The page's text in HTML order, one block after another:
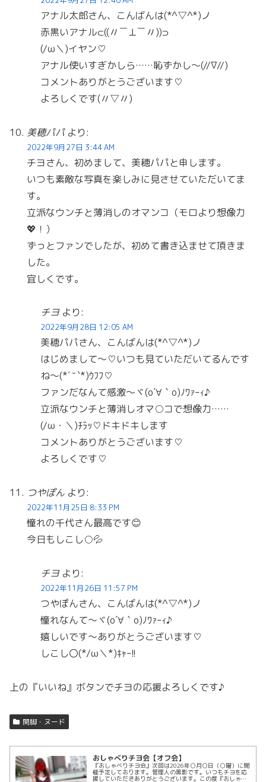
アナル太郎さん、こんばんは(*^▽^*)ノ
赤黒いアナル⊂((〃￣⊥￣〃))⊃
(/ω＼)イヤン♡
アナル使いすぎかしら……恥ずかし〜(//∇//)
コメントありがとうございます♡
よろしくです(〃▽〃)
美穂パパ より:
2022年9月27日 3:44 AM
チヨさん、初めまして、美穂パパと申します。
いつも素敵な写真を楽しみに見させていただいてま
す。
立派なウンチと薄消しのオマンコ（モロより想像力
💖！）
ずっとファンでしたが、初めて書き込ませて頂きま
した。
宜しくです。
チヨ より:
2022年9月28日 12:05 AM
美穂パパさん、こんばんは(*^▽^*)ノ
はじめまして〜♡いつも見ていただいてるんです
ね〜(*´ ˘ `*)ｳﾌﾌ♡
ファンだなんて感激〜ヾ(o´∀｀o)ﾉﾜｧｰｨ♪
立派なウンチと薄消しオマ○コで想像力……
(/ω・＼)ﾁﾗｯ♡ドキドキします
コメントありがとうございます♡
よろしくです♡
つやぽん より:
2022年11月25日 8:33 PM
憧れの千代さん最高です😊
今日もしこし○💦
チヨ より:
2022年11月26日 11:57 PM
つやぽんさん、こんばんは(*^▽^*)ノ
憧れなんて〜ヾ(o´∀｀o)ﾉﾜｧｰｨ♪
嬉しいです〜ありがとうございます♡
しこし〇(*/ω＼*)ｷｬｰ!!
上の『いいね』ボタンでチヨの応援よろしくです♪
開脚・ヌード
おしゃべりチヨ会【オフ会】
『おしゃべりチヨ会』次回は2026年○月○日（○曜）に開
催予定しております。管理人の黒影です。いつもチヨを応
援していただきありがとうございます。この度『おしゃべ